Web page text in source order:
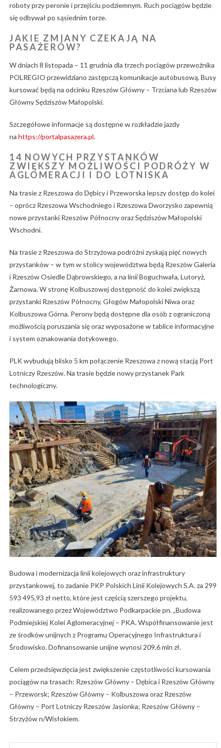
roboty przy peronie i przejściu podziemnym. Ruch pociągów będzie
się odbywał po sąsiednim torze.
JAKIE ZMIANY CZEKAJĄ NA
PASAŻERÓW?
W dniach 8 listopada – 11 grudnia dla trzech pociągów przewoźnika
POLREGIO przewidziano zastępczą komunikacje autobusową. Busy
kursować będą na odcinku Rzeszów Główny – Trzciana lub Rzeszów
Główny Sędziszów Małopolski.
Szczegółowe informacje są dostępne w rozkładzie jazdy
na https://portalpasazera.pl.
14 NOWYCH PRZYSTANKÓW
ZWIĘKSZY MOŻLIWOŚCI PODRÓŻY W
AGLOMERACJI I DO LOTNISKA
Na trasie z Rzeszowa do Dębicy i Przeworska lepszy dostęp do kolei
– oprócz Rzeszowa Wschodniego i Rzeszowa Dworzysko zapewnią
nowe przystanki Rzeszów Północny oraz Sędziszów Małopolski
Wschodni.
Na trasie z Rzeszowa do Strzyżowa podróżni zyskają pięć nowych
przystanków – w tym w stolicy województwa będą Rzeszów Galeria
i Rzeszów Osiedle Dąbrowskiego, a na linii Boguchwała, Lutoryż,
Żarnowa. W stronę Kolbuszowej dostępność do kolei zwiększą
przystanki Rzeszów Północny, Głogów Małopolski Niwa oraz
Kolbuszowa Górna. Perony będą dostępne dla osób z ograniczoną
możliwością poruszania się oraz wyposażone w tablice informacyjne
i system oznakowania dotykowego.
PLK wybudują blisko 5 km połączenie Rzeszowa z nową stacją Port
Lotniczy Rzeszów. Na trasie będzie nowy przystanek Park
technologiczny.
Budowa i modernizacja linii kolejowych oraz infrastruktury
przystankowej, to zadanie PKP Polskich Linii Kolejowych S.A. za 299
593 495,93 zł netto, które jest częścią szerszego projektu,
realizowanego przez Województwo Podkarpackie pn. „Budowa
Podmiejskiej Kolei Aglomeracyjnej – PKA. Współfinansowanie jest
ze środków unijnych z Programu Operacyjnego Infrastruktura i
Środowisko. Dofinansowanie unijne wynosi 209,6 mln zł.
Celem przedsięwzięcia jest zwiększenie częstotliwości kursowania
pociągów na trasach: Rzeszów Główny – Dębica i Rzeszów Główny
– Przeworsk; Rzeszów Główny – Kolbuszowa oraz Rzeszów
Główny – Port Lotniczy Rzeszów Jasionka; Rzeszów Główny –
Strzyżów n/Wisłokiem.